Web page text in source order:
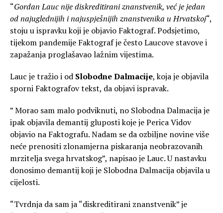
“Gordan Lauc nije diskreditirani znanstvenik, već je jedan
od najuglednijih i najuspješnijih znanstvenika u Hrvatskoj“,
stoju u ispravku koji je objavio Faktograf. Podsjetimo,
tijekom pandemije Faktograf je često Laucove stavove i
zapažanja proglašavao lažnim vijestima.
Lauc je tražio i od Slobodne Dalmacije, koja je objavila
sporni Faktografov tekst, da objavi ispravak.
” Morao sam malo podviknuti, no Slobodna Dalmacija je
ipak objavila demantij gluposti koje je Perica Vidov
objavio na Faktografu. Nadam se da ozbiljne novine više
neće prenositi zlonamjerna piskaranja neobrazovanih
mrzitelja svega hrvatskog”, napisao je Lauc. U nastavku
donosimo demantij koji je Slobodna Dalmacija objavila u
cijelosti.
“Tvrdnja da sam ja “diskreditirani znanstvenik” je